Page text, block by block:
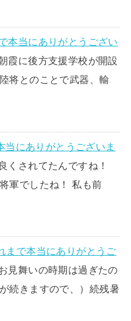
本当にありがとうござい
霞に後方支援学校が開設
将とのことで武器、輸
当にありがとうございま
くされてたんですね！
軍でしたね！ 私も前
まで本当にありがとうご
お見舞いの時期は過ぎたの
続きますので、）続残暑